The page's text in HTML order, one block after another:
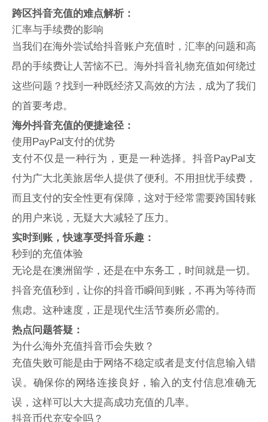
跨区抖音充值的难点解析：
汇率与手续费的影响
当我们在海外尝试给抖音账户充值时，汇率的问题和高
昂的手续费让人苦恼不已。 海外抖音礼物充值如何绕过
这些问题？找到一种既经济又高效的方法，成为了我们
的首要考虑。
海外抖音充值的便捷途径：
使用PayPal支付的优势
支付不仅是一种行为，更是一种选择。 抖音PayPal支
付为广大北美旅居华人提供了便利。不用担忧手续费，
而且支付的安全性更有保障，这对于经常需要跨国转账
的用户来说，无疑大大减轻了压力。
实时到账，快速享受抖音乐趣：
秒到的充值体验
无论是在澳洲留学，还是在中东务工，时间就是一切。
抖音充值秒到，让你的抖音币瞬间到账，不再为等待而
焦虑。这种速度，正是现代生活节奏所必需的。
热点问题答疑：
为什么海外充值抖音币会失败？
充值失败可能是由于网络不稳定或者是支付信息输入错
误。确保你的网络连接良好，输入的支付信息准确无
误，这样可以大大提高成功充值的几率。
抖音币代充安全吗？